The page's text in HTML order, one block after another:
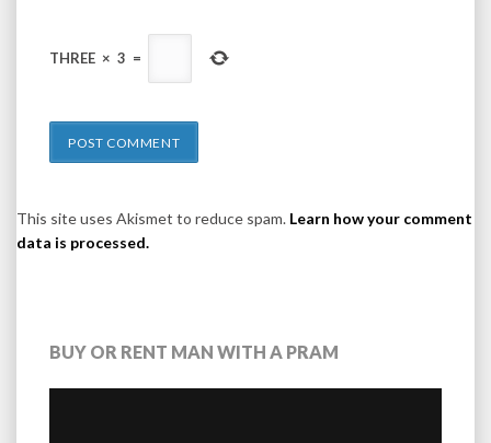
THREE × 3 =
This site uses Akismet to reduce spam. Learn how your comment
data is processed.
BUY OR RENT MAN WITH A PRAM